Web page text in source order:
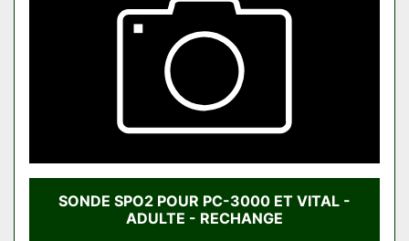
SONDE SPO2 POUR PC-3000 ET VITAL -
ADULTE - RECHANGE